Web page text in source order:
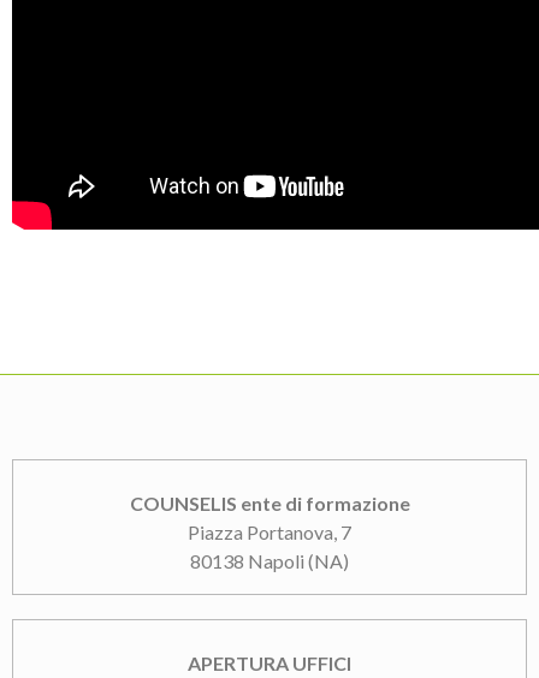
COUNSELIS ente di formazione
Piazza Portanova, 7
80138 Napoli (NA)
APERTURA UFFICI